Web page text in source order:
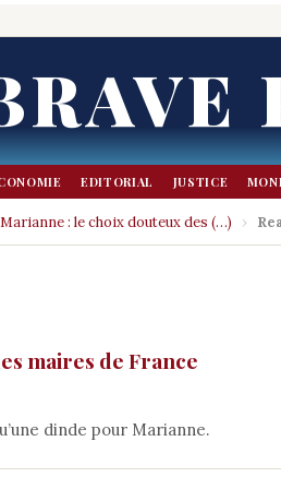
EDITORIAL JUSTICE
: le choix douteux des (…) ›
maires de France
dinde pour Marianne.